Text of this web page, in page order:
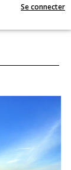
Se connecter